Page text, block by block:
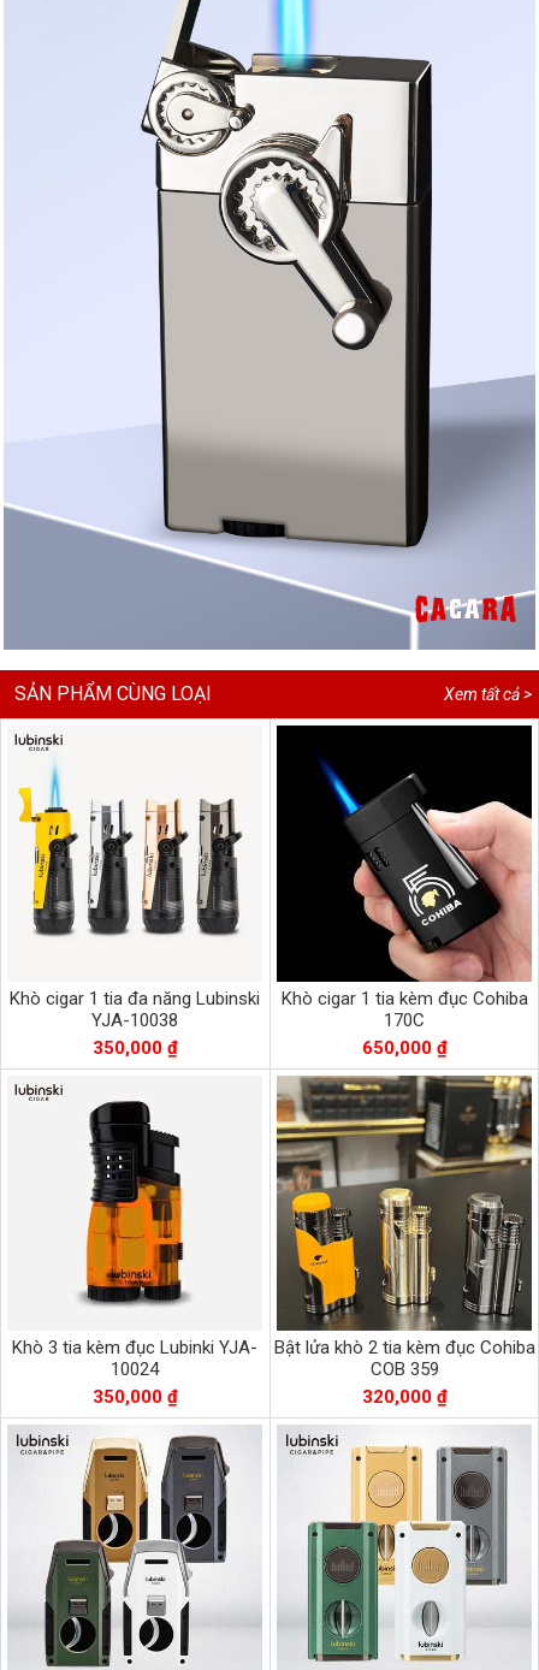
Xem tất cả >
SẢN PHẨM CÙNG LOẠI
Khò cigar 1 tia đa năng Lubinski
YJA-10038
350,000 ₫
Khò cigar 1 tia kèm đục Cohiba
170C
650,000 ₫
Khò 3 tia kèm đục Lubinki YJA-
10024
350,000 ₫
Bật lửa khò 2 tia kèm đục Cohiba
COB 359
320,000 ₫